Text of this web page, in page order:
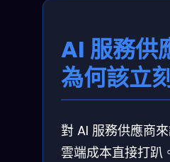
AI 服務供
為何該立
對 AI 服務供應商
雲端成本直接打趴